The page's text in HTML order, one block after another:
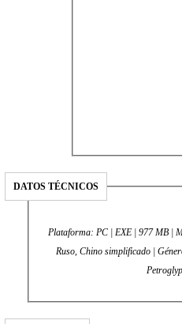
DATOS TÉCNICOS
Plataforma: PC | EXE | 977 MB |
Ruso, Chino simplificado |